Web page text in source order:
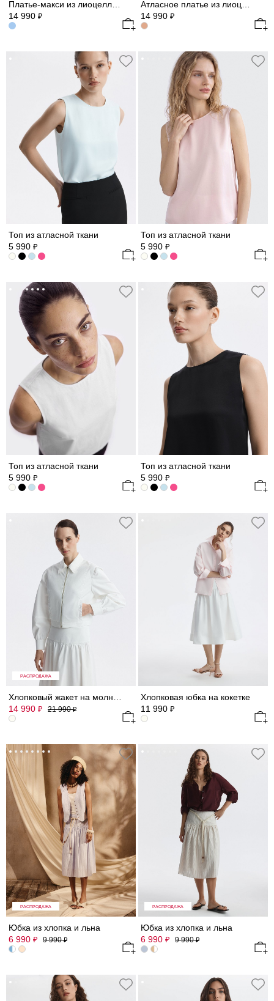
14 990 ₽
14 990 ₽
Топ из атласной ткани
5 990 ₽
Топ из атласной ткани
5 990 ₽
Топ из атласной ткани
5 990 ₽
Топ из атласной ткани
5 990 ₽
РАСПРОДАЖА
14 990 ₽ 21 990₽
Хлопковая юбка на кокетке
11 990 ₽
РАСПРОДАЖА
Юбка из хлопка и льна
6 990 ₽ 9 990₽
РАСПРОДАЖА
Юбка из хлопка и льна
6 990 ₽ 9 990₽